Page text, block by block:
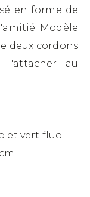
en forme de
Modèle
deux cordons
au
et vert fluo